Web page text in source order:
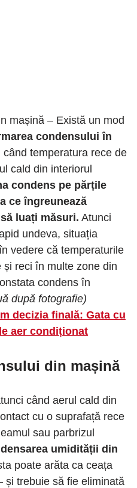
mașină – Există un mod
condensului în
când temperatura rece de
cald din interiorul
condens pe părțile
ce îngreunează
luați măsuri. Atunci
undeva, situația
vedere că temperaturile
reci în multe zone din
condens în
după fotografie)
decizia finală: Gata cu
aer condiționat
din mașină
când aerul cald din
cu o suprafață rece
sau parbrizul
umidității din
poate arăta ca ceața
și trebuie să fie eliminată